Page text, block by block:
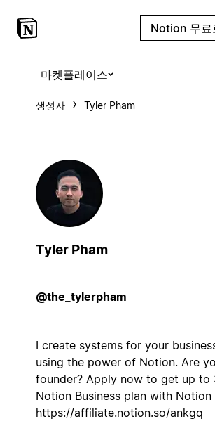
Notion 무료
마켓플레이스
생성자 Tyler Pham
Tyler Pham
@the_tylerpham
I create systems for your
using the power of Notion. Are
founder? Apply now to get up to
Notion Business plan with Notion
https://affiliate.notion.so/ankgq